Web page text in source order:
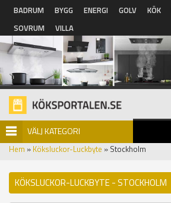
Hoppa till huvudinnehåll
BADRUM BYGG ENERGI GOLV KÖK
SOVRUM
VILLA
VÄLJ KATEGORI
Hem » Köksluckor-Luckbyte » Stockholm
KÖKSLUCKOR-LUCKBYTE - STOCKHOLM